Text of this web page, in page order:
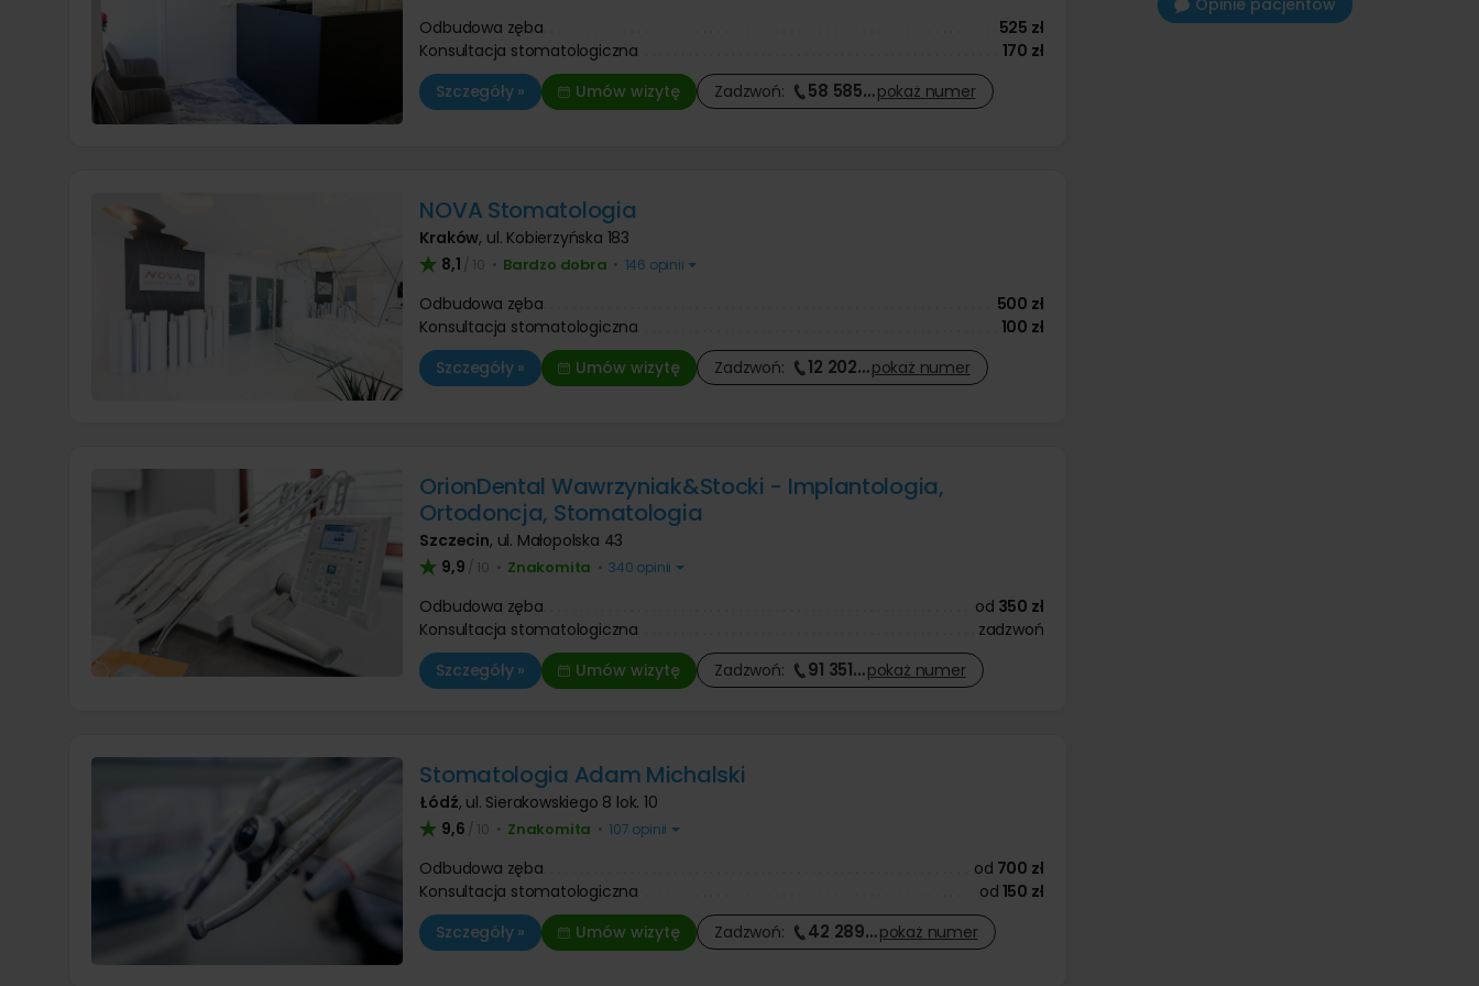
Odbudowa zęba
525 zł
Konsultacja stomatologiczna
170 zł
Szczegóły »
Umów wizytę Zadzwoń: 58 585…pokaż numer
NOVA Stomatologia
Kraków, ul. Kobierzyńska 183
8,1 / 10 • Bardzo dobra • 146 opinii
Odbudowa zęba
500 zł
Konsultacja stomatologiczna
100 zł
Szczegóły »
Umów wizytę Zadzwoń: 12 202…pokaż numer
OrionDental Wawrzyniak&Stocki - Implantologia,
Ortodoncja, Stomatologia
Szczecin, ul. Małopolska 43
9,9 / 10 • Znakomita • 340 opinii
Odbudowa zęba od 350 zł
Konsultacja stomatologiczna
zadzwoń
Szczegóły »
Umów wizytę Zadzwoń: 91 351…pokaż numer
Stomatologia Adam Michalski
Łódź, ul. Sierakowskiego 8 lok. 10
9,6 / 10 • Znakomita • 107 opinii
Odbudowa zęba od 700 zł
Konsultacja stomatologiczna
od 150 zł
Szczegóły »
Umów wizytę Zadzwoń: 42 289…pokaż numer
Opinie pacjentów